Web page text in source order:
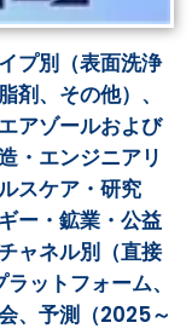
プ別（表面洗浄
剤、その他）、
アゾールおよび
・エンジニアリ
スケア・研究
ー・鉱業・公益
ャネル別（直接
ットフォーム、
、予測（2025～